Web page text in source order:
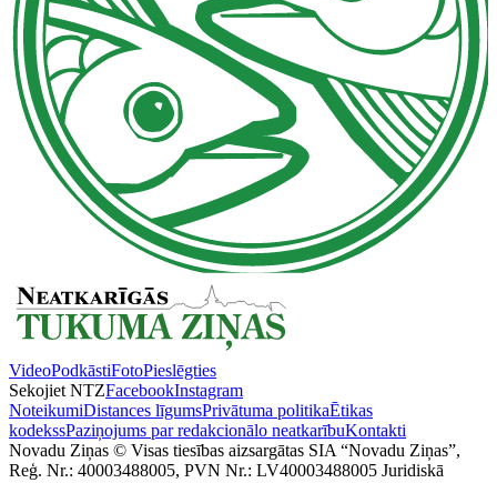
VideoPodkāstiFotoPieslēgties
Sekojiet NTZFacebookInstagram
NoteikumiDistances līgumsPrivātuma politikaĒtikas
kodekssPaziņojums par redakcionālo neatkarībuKontakti
Novadu Ziņas © Visas tiesības aizsargātas SIA “Novadu Ziņas”,
Reģ. Nr.: 40003488005, PVN Nr.: LV40003488005 Juridiskā